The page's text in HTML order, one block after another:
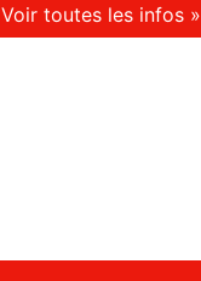
Voir toutes les infos »